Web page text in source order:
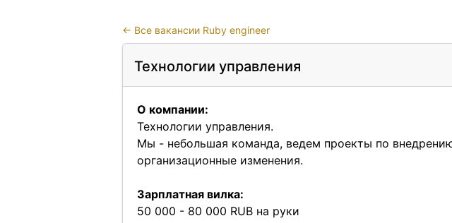
← Все вакансии Ruby engineer
Технологии управления
О компании:
Технологии управления.
Мы - небольшая команда, ведем проекты по
организационные изменения.
Зарплатная вилка:
50 000 - 80 000 RUB на руки